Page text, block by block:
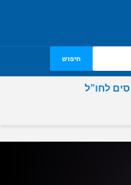
חיפוש
סים לחו”ל